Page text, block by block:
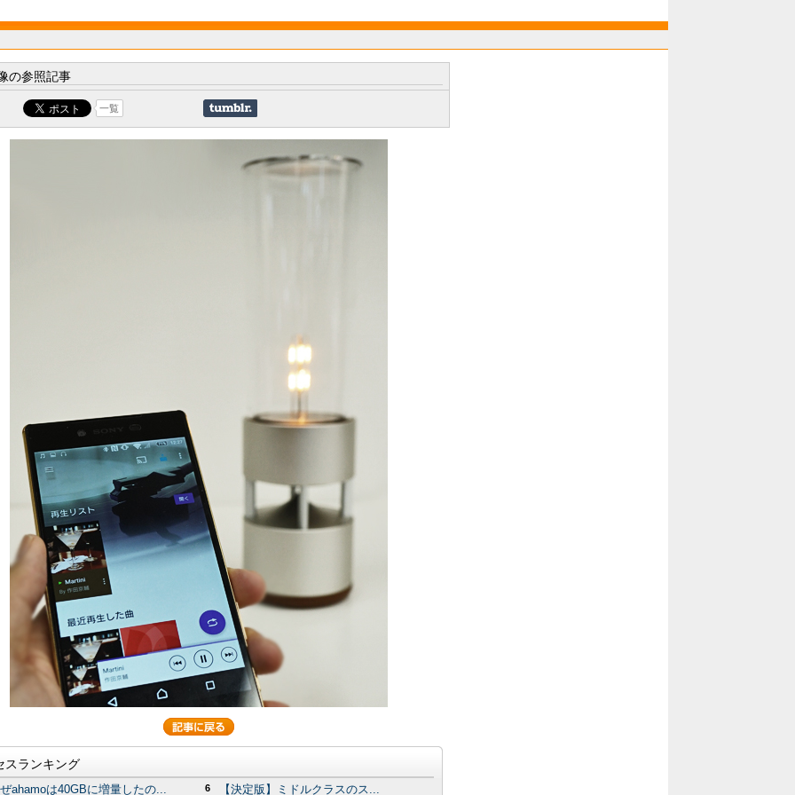
の参照記事
一覧
スランキング
ahamoは40GBに増量したの... 6 【決定版】ミドルクラスのス...